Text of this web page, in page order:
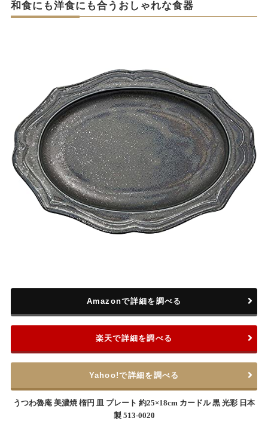
和食にも洋食にも合うおしゃれな食器
うつわ魯庵 美濃焼 楕円 皿 プレート 約25×18cm カードル 黒 光彩 日本
製 513-0020
Amazonで詳細を調べる
楽天で詳細を調べる
Yahoo!で詳細を調べる